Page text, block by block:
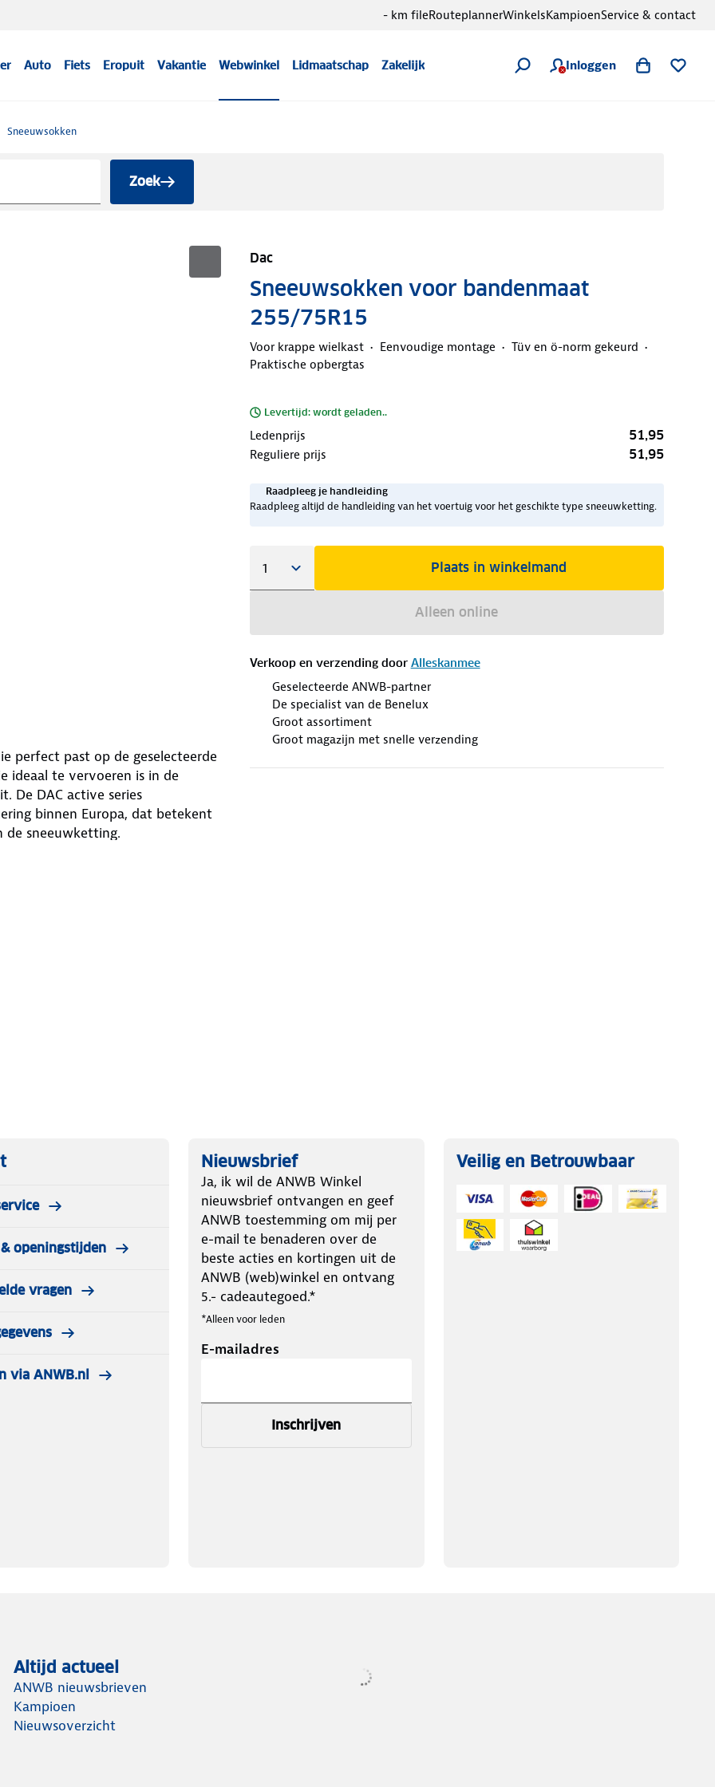
Auto Fiets Eropuit Vakantie Webwinkel Lidmaatschap Zakelijk Inloggen
- km fileRouteplannerWinkelsKampioenService & contact
Sneeuwsokken
Zoek
Dac
Sneeuwsokken voor bandenmaat
255/75R15
Voor krappe wielkast Eenvoudige montage
Tüv en ö-norm gekeurd
Praktische opbergtas
Levertijd: wordt geladen..
Ledenprijs 51,95
Reguliere prijs 51,95
Raadpleeg je handleiding
Raadpleeg altijd de handleiding van het voertuig voor het geschikte type sneeuwketting.
Plaats in winkelmand
Alleen online
Verkoop en verzending door Alleskanmee
Geselecteerde ANWB-partner
De specialist van de Benelux
Groot assortiment
Groot magazijn met snelle verzending
perfect past op de geselecteerde
ideaal te vervoeren is in de
De DAC active series
binnen Europa, dat betekent
sneeuwketting.
voor de momenten wanneer er
heeft het Europese keurmerk (EN-
zijn en gezien worden
in Oostenrijk). De DAC-
en bestelwagens. De
waar heel weinig ruimte achter
millimeter dik is.
1
eerste kunt pakken wanneer je ze
om met je knieën op te zitten,
openingstijden
vragen
via ANWB.nl
Nieuwsbrief
Ja, ik wil de ANWB Winkel
nieuwsbrief ontvangen en geef
ANWB toestemming om mij per
e-mail te benaderen over de
beste acties en kortingen uit de
ANWB (web)winkel en ontvang
5.- cadeautegoed.*
*Alleen voor leden
E-mailadres
Inschrijven
Veilig en Betrouwbaar
Altijd actueel
ANWB nieuwsbrieven
Kampioen
Nieuwsoverzicht